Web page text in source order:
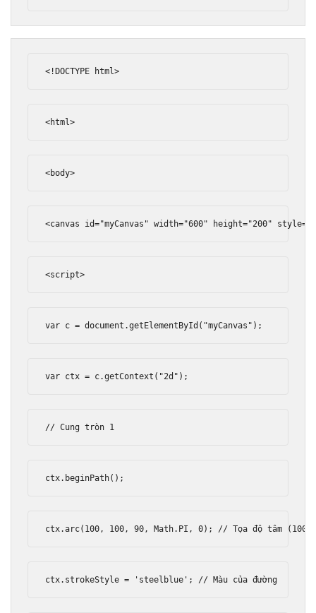
<!DOCTYPE html>
<html>
<body>
<canvas id="myCanvas" width="600" height="200" style=
<script>
var c = document .getElementById ( "myCanvas" );
var ctx = c.getContext ( "2d" );
// Cung tròn 1
ctx. beginPath();
ctx.arc( 100, 100, 90, Math. PI , 0); // Tọa độ tâm
ctx. strokeStyle = 'steelblue' ; // Màu của đường